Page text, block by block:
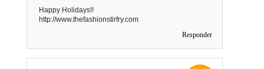
Happy Holidays!!
http://www.thefashionstirfry.com
Responder